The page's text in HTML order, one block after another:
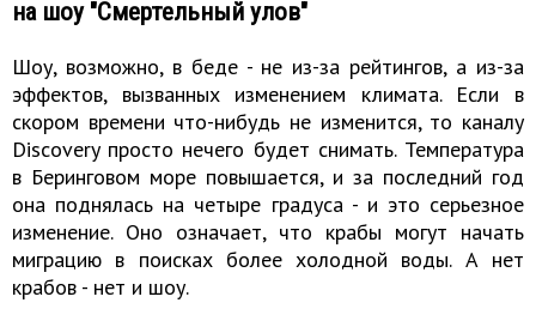
на шоу "Смертельный улов"
Шоу, возможно, в беде - не из-за рейтингов, а из-за
эффектов, вызванных изменением климата. Если в
скором времени что-нибудь не изменится, то каналу
Discovery просто нечего будет снимать. Температура
в Беринговом море повышается, и за последний год
она поднялась на четыре градуса - и это серьезное
изменение. Оно означает, что крабы могут начать
миграцию в поисках более холодной воды. А нет
крабов - нет и шоу.